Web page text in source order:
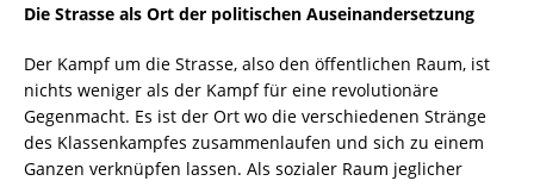
Die Strasse als Ort der politischen Auseinandersetzung
Der Kampf um die Strasse, also den öffentlichen Raum, ist
nichts weniger als der Kampf für eine revolutionäre
Gegenmacht. Es ist der Ort wo die verschiedenen Stränge
des Klassenkampfes zusammenlaufen und sich zu einem
Ganzen verknüpfen lassen. Als sozialer Raum jeglicher